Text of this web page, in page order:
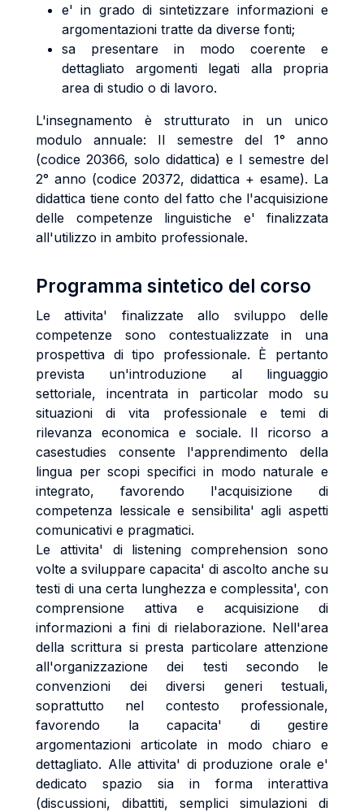
e' in grado di sintetizzare informazioni e
argomentazioni tratte da diverse fonti;
sa presentare in modo coerente e
dettagliato argomenti legati alla propria
area di studio o di lavoro.
L'insegnamento è strutturato in un unico
modulo annuale: II semestre del 1° anno
(codice 20366, solo didattica) e I semestre del
2° anno (codice 20372, didattica + esame). La
didattica tiene conto del fatto che l'acquisizione
delle competenze linguistiche e' finalizzata
all'utilizzo in ambito professionale.
Programma sintetico del corso
Le attivita' finalizzate allo sviluppo delle
competenze sono contestualizzate in una
prospettiva di tipo professionale. È pertanto
prevista un'introduzione al linguaggio
settoriale, incentrata in particolar modo su
situazioni di vita professionale e temi di
rilevanza economica e sociale. Il ricorso a
casestudies consente l'apprendimento della
lingua per scopi specifici in modo naturale e
integrato, favorendo l'acquisizione di
competenza lessicale e sensibilita' agli aspetti
comunicativi e pragmatici.
Le attivita' di listening comprehension sono
volte a sviluppare capacita' di ascolto anche su
testi di una certa lunghezza e complessita', con
comprensione attiva e acquisizione di
informazioni a fini di rielaborazione. Nell'area
della scrittura si presta particolare attenzione
all'organizzazione dei testi secondo le
convenzioni dei diversi generi testuali,
soprattutto nel contesto professionale,
favorendo la capacita' di gestire
argomentazioni articolate in modo chiaro e
dettagliato. Alle attivita' di produzione orale e'
dedicato spazio sia in forma interattiva
(discussioni, dibattiti, semplici simulazioni di